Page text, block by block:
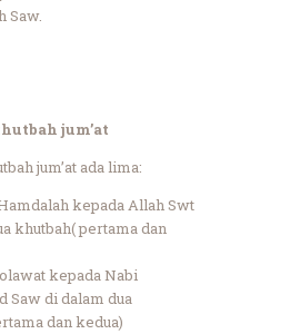
Saw.
jum’at
jum’at ada lima:
kepada Allah Swt
khutbah( pertama dan
kepada Nabi
Saw di dalam dua
dan kedua)